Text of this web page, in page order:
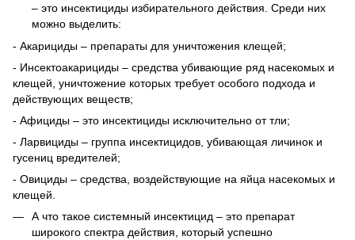
– это инсектициды избирательного действия. Среди них
можно выделить:
- Акарициды – препараты для уничтожения клещей;
- Инсектоакарициды – средства убивающие ряд насекомых и
клещей, уничтожение которых требует особого подхода и
действующих веществ;
- Афициды – это инсектициды исключительно от тли;
- Ларвициды – группа инсектицидов, убивающая личинок и
гусениц вредителей;
- Овициды – средства, воздействующие на яйца насекомых и
клещей.
А что такое системный инсектицид – это препарат
широкого спектра действия, который успешно